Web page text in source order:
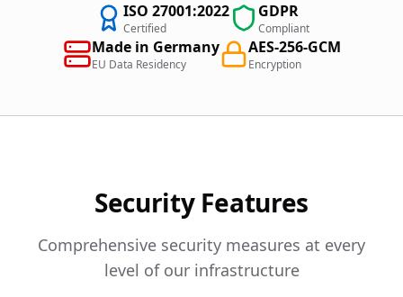
ISO 27001:2022
Certified
GDPR
Compliant
Made in Germany
EU Data Residency
AES-256-GCM
Encryption
Security Features
Comprehensive security measures at every
level of our infrastructure